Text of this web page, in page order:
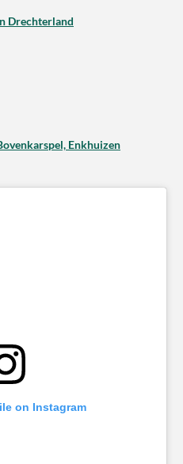
Drechterland
Enkhuizen
on Instagram